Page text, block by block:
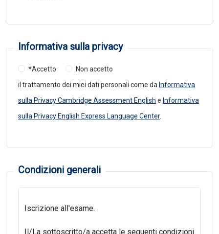
Informativa sulla privacy
*Accetto
Non accetto
il trattamento dei miei dati personali come da Informativa
sulla Privacy Cambridge Assessment English e Informativa
sulla Privacy English Express Language Center.
Condizioni generali
Iscrizione all'esame.
Il/La sottoscritto/a accetta le seguenti condizioni